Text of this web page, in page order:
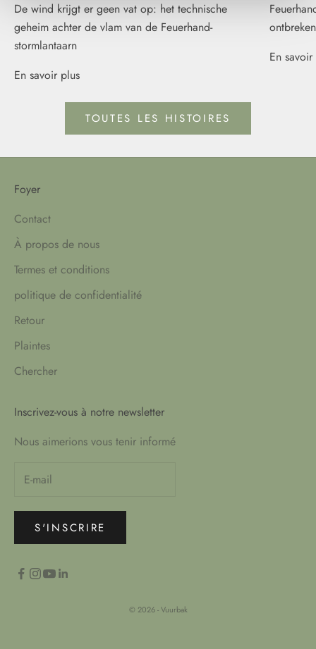
De wind krijgt er geen vat op: het technische
geheim achter de vlam van de Feuerhand-
stormlantaarn
En savoir plus
En
TOUTES LES HISTOIRES
Foyer
Contact
À propos de nous
Termes et conditions
politique de confidentialité
Retour
Plaintes
Chercher
Inscrivez-vous à notre newsletter
Nous aimerions vous tenir informé
S'INSCRIRE
© 2026 - Vuurbak